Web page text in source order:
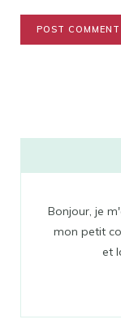
Bonjour, je
mon petit
et